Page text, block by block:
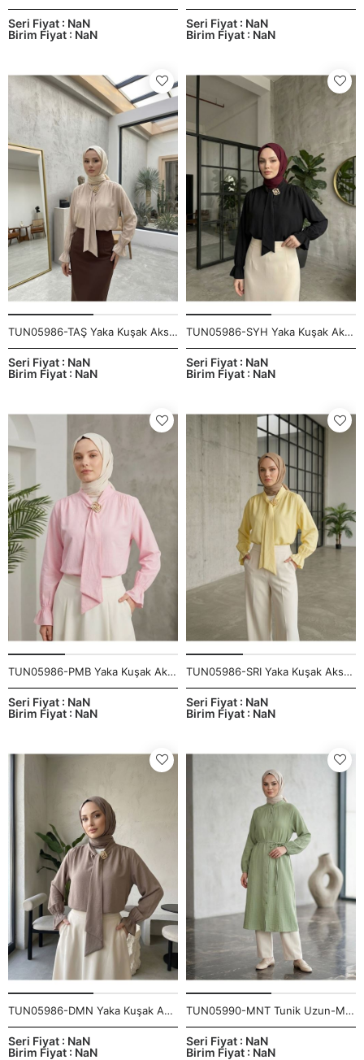
Birim Fiyat : NaN
Seri Fiyat : NaN
Birim Fiyat : NaN
Seri Fiyat : NaN
TUN05986-TAŞ Yaka Kuşak Aksesuar Detay Tunik-Taş
Birim Fiyat : NaN
Seri Fiyat : NaN
TUN05986-SYH Yaka Kuşak Aksesuar Detay Tunik-Siyah
Birim Fiyat : NaN
Seri Fiyat : NaN
TUN05986-PMB Yaka Kuşak Aksesuar Detay Tunik-Pembe
Birim Fiyat : NaN
Seri Fiyat : NaN
TUN05986-SRI Yaka Kuşak Aksesuar Detay Tunik-Sarı
Birim Fiyat : NaN
Seri Fiyat : NaN
TUN05986-DMN Yaka Kuşak Aksesuar Detay Tunik-Duman
Birim Fiyat : NaN
Seri Fiyat : NaN
TUN05990-MNT Tunik Uzun-Mint
Birim Fiyat : NaN
Seri Fiyat : NaN